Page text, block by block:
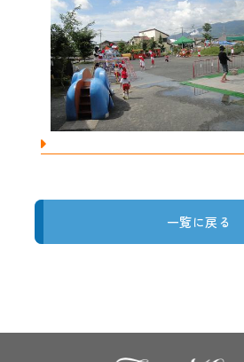
一覧に戻る